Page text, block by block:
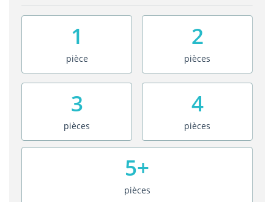
1
pièce
2
pièces
3
pièces
4
pièces
5+
pièces